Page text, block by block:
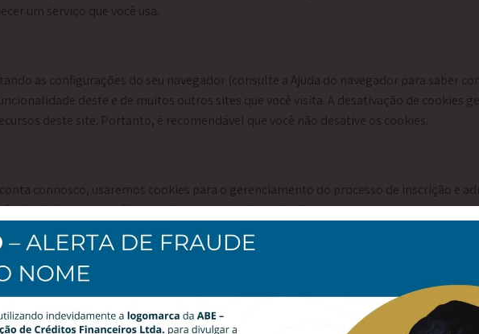
um serviço que você usa.
as configurações do seu navegador (consulte a Ajuda do navegador para saber
deste e de muitos outros sites que você visita. A desativação de cookies
deste site. Portanto, é recomendável que você não desative os cookies.
connosco, usaremos cookies para o gerenciamento do processo de inscrição e
sair do sistema, porém, em alguns casos, eles poderão permanecer posteriormente
você está logado, para que possamos lembrar dessa ação. Isso evita que
são normalmente removidos ou limpos quando você efetua logout para garantir
oferece serviços de assinatura de boletim informativo ou e-mail e os cookies